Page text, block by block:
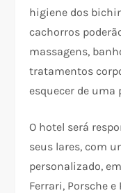
higiene dos
cachorros
massagens,
tratamentos
esquecer de uma
O hotel será
seus lares, com
personalizado,
Ferrari, Porsche e